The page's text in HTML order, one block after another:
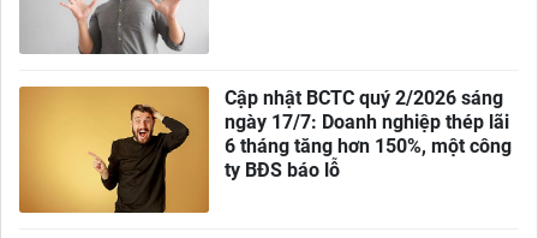
Cập nhật BCTC quý 2/2026 sáng
ngày 17/7: Doanh nghiệp thép lãi
6 tháng tăng hơn 150%, một công
ty BĐS báo lỗ